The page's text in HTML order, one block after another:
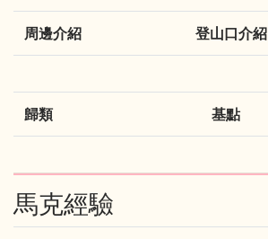
周邊介紹 登山口介紹
歸類 基點
馬克經驗